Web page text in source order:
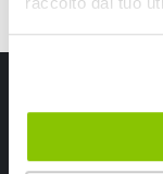
Iscriviti
Ricevi subito uno